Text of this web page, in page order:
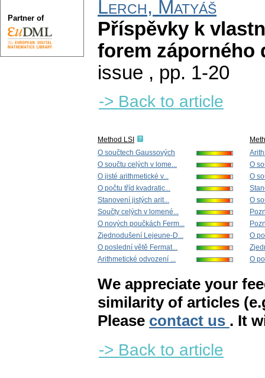
Lerch, Matyáš
Příspěvky k
forem záporného
issue , pp. 1-20
-> Back to article
Method LSI
O součtech Gaussových
O součtu celých v lome...
O jisté arithmetické v...
O počtu tříd kvadratic...
Stanovení jistých arit...
Součty celých v lomené...
O nových poučkách Ferm...
Zjednodušení Lejeune-D...
O poslední větě Fermat...
Arithmetické odvození ...
O
O
O
O
O
We appreciate your
similarity of articles
Please contact us . It
-> Back to article
Partner of